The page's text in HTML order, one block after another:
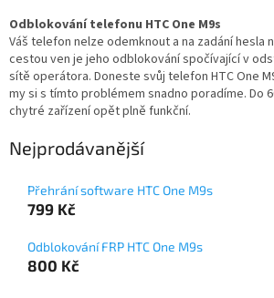
Odblokování telefonu HTC One M9s
Váš telefon nelze odemknout a na zadání hesla
cestou ven je jeho odblokování spočívající v
sítě operátora. Doneste svůj telefon HTC One
my si s tímto problémem snadno poradíme. Do
chytré zařízení opět plně funkční.
Nejprodávanější
Přehrání software HTC One M9s
799 Kč
Odblokování FRP HTC One M9s
800 Kč